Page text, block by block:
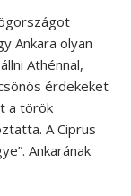
Ankara olyan
Athénnal,
érdekeket
a török
A Ciprus
Ankarának